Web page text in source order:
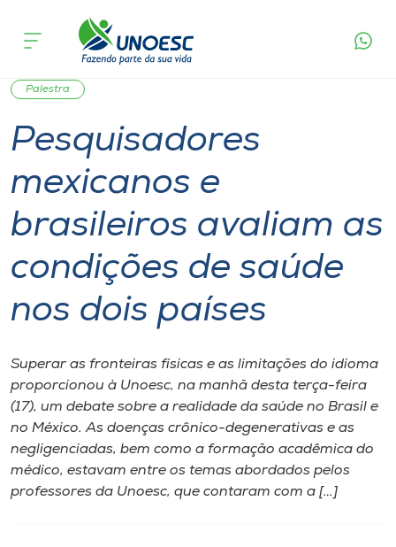
Cursos
Onde estamos
Pesquisa
Atendimento ao Estudante
Portal de Ensino
A
Internacionalização
I.nova
Diplomados
acontece
Palestra
Pesquisadores
mexicanos e
brasileiros avaliam as
condições de saúde
nos dois países
Superar as fronteiras físicas e as limitações do idioma
proporcionou à Unoesc, na manhã desta terça-feira
(17), um debate sobre a realidade da saúde no Brasil e
no México. As doenças crônico-degenerativas e as
negligenciadas, bem como a formação acadêmica do
médico, estavam entre os temas abordados pelos
professores da Unoesc, que contaram com a […]